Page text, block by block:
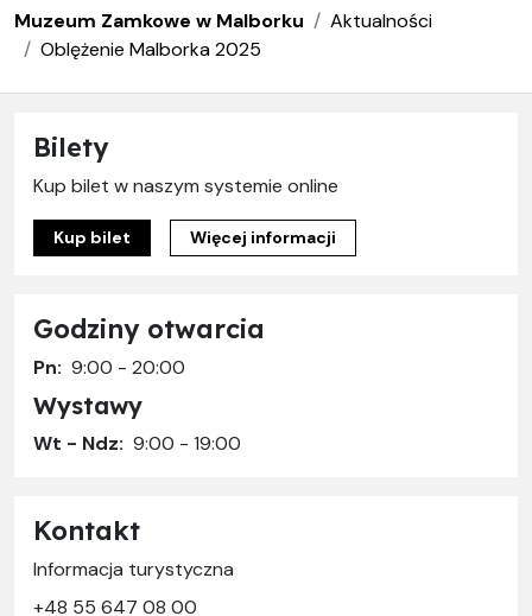
Muzeum Zamkowe w Malborku
Aktualności
Oblężenie Malborka 2025
Bilety
Kup bilet w naszym systemie online
Kup bilet Więcej informacji
Godziny otwarcia
Pn: 9:00 - 20:00
Wystawy
Wt - Ndz: 9:00 - 19:00
Kontakt
Informacja turystyczna
+48 55 647 08 00